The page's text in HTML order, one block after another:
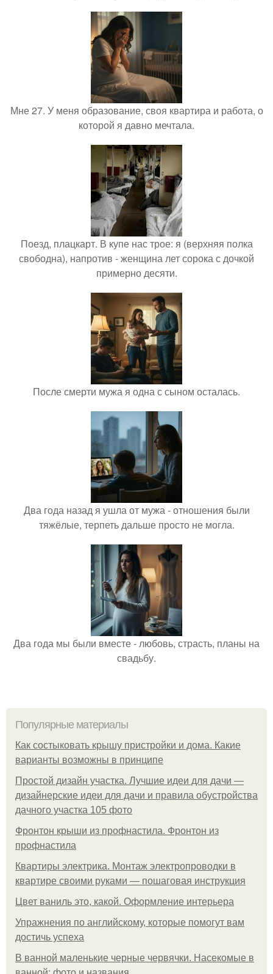
Мне 27. У меня образование, своя квартира и работа, о
которой я давно мечтала.
Поезд, плацкарт. В купе нас трое: я (верхняя полка
свободна), напротив - женщина лет сорока с дочкой
примерно десяти.
После смерти мужа я одна с сыном осталась.
Два года назад я ушла от мужа - отношения были
тяжёлые, терпеть дальше просто не могла.
Два года мы были вместе - любовь, страсть, планы на
свадьбу.
Популярные материалы
Как состыковать крышу пристройки и дома. Какие
варианты возможны в принципе
Простой дизайн участка. Лучшие идеи для дачи —
дизайнерские идеи для дачи и правила обустройства
дачного участка 105 фото
Фронтон крыши из профнастила. Фронтон из
профнастила
Квартиры электрика. Монтаж электропроводки в
квартире своими руками — пошаговая инструкция
Цвет ваниль это, какой. Оформление интерьера
Упражнения по английскому, которые помогут вам
достичь успеха
В ванной маленькие черные червячки. Насекомые в